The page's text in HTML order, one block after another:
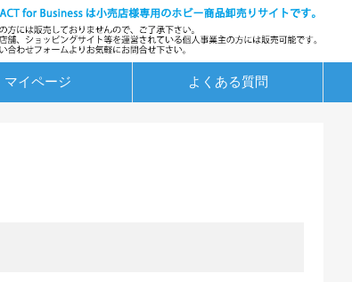
マイページ よくある質問